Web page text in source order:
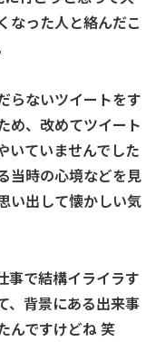
なった人と絡んだこ
らないツイートをす
め、改めてツイート
いていませんでした
当時の心境などを見
い出して懐かしい気
事で結構イライラす
、背景にある出来事
んですけどね 笑